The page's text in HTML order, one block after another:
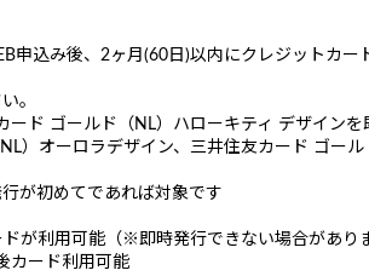
申込み後、2ヶ月(60日)以内にクレジットカ
。
ド ゴールド（NL）ハローキティ デザイン
）オーロラデザイン、三井住友カード ゴー
が初めてであれば対象です
が利用可能（※即時発行できない場合があり
カード利用可能